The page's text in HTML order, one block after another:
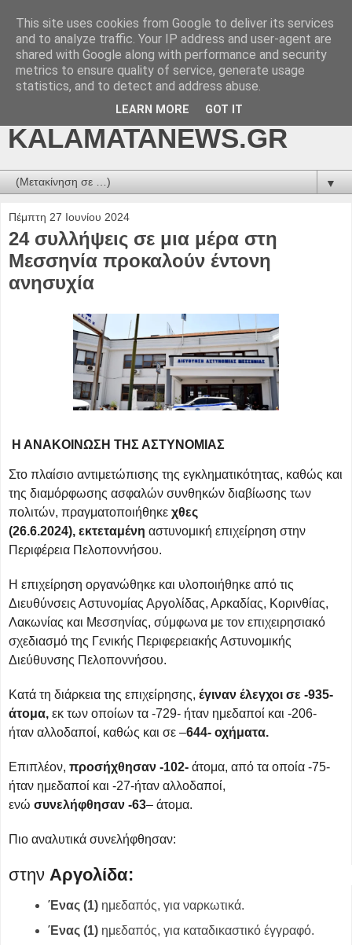
kalamatanews.gr -
ΜΕΣΣΗΝΙΑΚΑ ΝΕΑ
ONLINE-
KALAMATANEWS.GR
▼
Πέμπτη 27 Ιουνίου 2024
24 συλλήψεις σε μια μέρα στη
Μεσσηνία προκαλούν έντονη
ανησυχία
H ANAKOINΩΣΗ ΤΗΣ ΑΣΤΥΝΟΜΙΑΣ
Στο πλαίσιο αντιμετώπισης της εγκληματικότητας, καθώς και
της διαμόρφωσης ασφαλών συνθηκών διαβίωσης των
πολιτών, πραγματοποιήθηκε χθες
(26.6.2024), εκτεταμένη αστυνομική επιχείρηση στην
Περιφέρεια Πελοποννήσου.
Η επιχείρηση οργανώθηκε και υλοποιήθηκε από τις
Διευθύνσεις Αστυνομίας Αργολίδας, Αρκαδίας, Κορινθίας,
Λακωνίας και Μεσσηνίας, σύμφωνα με τον επιχειρησιακό
σχεδιασμό της Γενικής Περιφερειακής Αστυνομικής
Διεύθυνσης Πελοποννήσου.
Κατά τη διάρκεια της επιχείρησης, έγιναν έλεγχοι σε -935-
άτομα, εκ των οποίων τα -729- ήταν ημεδαποί και -206-
ήταν αλλοδαποί, καθώς και σε –644- οχήματα.
Επιπλέον, προσήχθησαν -102- άτομα, από τα οποία -75-
ήταν ημεδαποί και -27-ήταν αλλοδαποί,
ενώ συνελήφθησαν -63– άτομα.
Πιο αναλυτικά συνελήφθησαν:
στην Αργολίδα:
Ένας (1) ημεδαπός, για ναρκωτικά.
Ένας (1) ημεδαπός, για καταδικαστικό έγγραφό.
This site uses cookies from Google to deliver its services
and to analyze traffic. Your IP address and user-agent are
shared with Google along with performance and security
metrics to ensure quality of service, generate usage
statistics, and to detect and address abuse.
LEARN MORE GOT IT